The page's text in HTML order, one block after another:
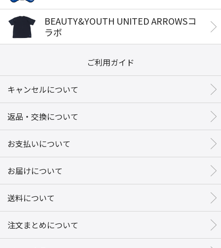
BEAUTY&YOUTH UNITED ARROWSコ
ラボ
ご利用ガイド
キャンセルについて
返品・交換について
お支払いについて
お届けについて
送料について
注文まとめについて